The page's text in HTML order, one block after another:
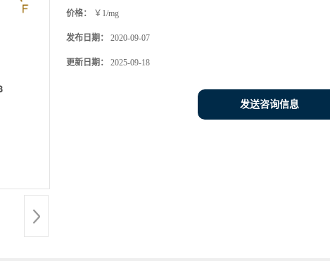
价格： ￥1/mg
发布日期： 2020-09-07
更新日期： 2025-09-18
发送咨询信息